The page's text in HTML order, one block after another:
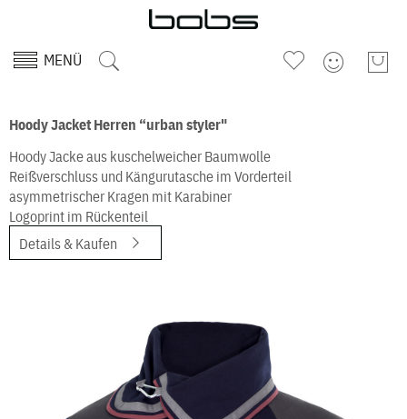
MENÜ
Hoody Jacket Herren “urban styler"
Hoody Jacke aus kuschelweicher Baumwolle
Reißverschluss und Kängurutasche im Vorderteil
asymmetrischer Kragen mit Karabiner
Logoprint im Rückenteil
Details & Kaufen